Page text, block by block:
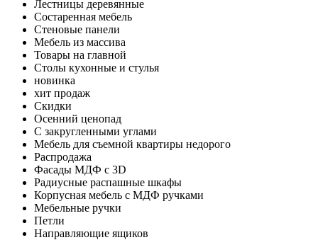
Лестницы деревянные
Состаренная мебель
Стеновые панели
Мебель из массива
Товары на главной
Столы кухонные и стулья
новинка
хит продаж
Скидки
Осенний ценопад
С закругленными углами
Мебель для съемной квартиры недорого
Распродажа
Фасады МДФ с 3D
Радиусные распашные шкафы
Корпусная мебель с МДФ ручками
Мебельные ручки
Петли
Направляющие ящиков